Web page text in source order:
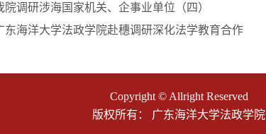
院调研涉海国家机关、企事业单位（四）
东海洋大学法政学院赴穗调研深化法学教育合作
Copyright © Allright Reserved
版权所有： 广东海洋大学法政学院